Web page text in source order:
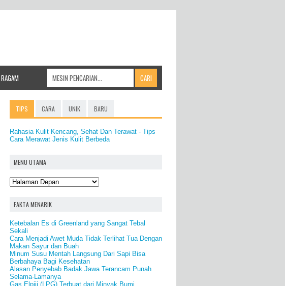
RAGAM
TIPS CARA UNIK BARU
Rahasia Kulit Kencang, Sehat Dan Terawat - Tips
Cara Merawat Jenis Kulit Berbeda
MENU UTAMA
FAKTA MENARIK
Ketebalan Es di Greenland yang Sangat Tebal
Sekali
Cara Menjadi Awet Muda Tidak Terlihat Tua Dengan
Makan Sayur dan Buah
Minum Susu Mentah Langsung Dari Sapi Bisa
Berbahaya Bagi Kesehatan
Alasan Penyebab Badak Jawa Terancam Punah
Selama-Lamanya
Gas Elpiji (LPG) Terbuat dari Minyak Bumi